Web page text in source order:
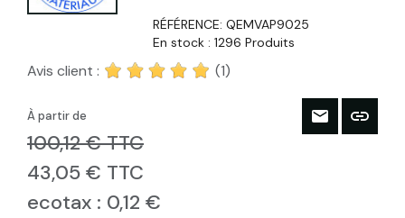
RÉFÉRENCE:QEMVAP9025
En stock :1296 Produits
Avis client : (1)
À partir de
100,12 € TTC
43,05 € TTC
ecotax : 0,12 €